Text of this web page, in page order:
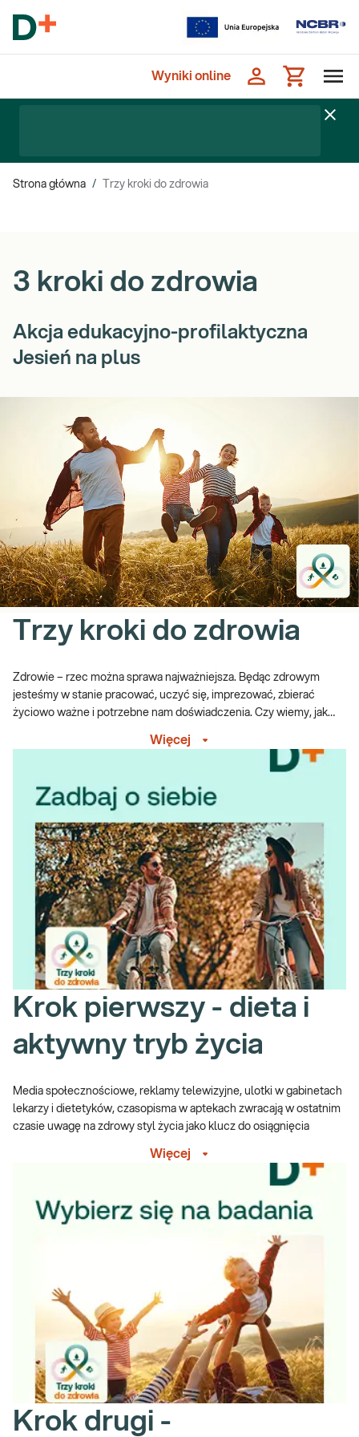
Wyniki online
Strona główna / Trzy kroki do zdrowia
3 kroki do zdrowia
Akcja edukacyjno-profilaktyczna
Jesień na plus
Trzy kroki do zdrowia
Zdrowie – rzec można sprawa najważniejsza. Będąc zdrowym
jesteśmy w stanie pracować, uczyć się, imprezować, zbierać
życiowo ważne i potrzebne nam doświadczenia. Czy wiemy, jak
osobami możliwie jak najdłużej? Poznaj propozycję osiągnięcia
Więcej
Krok pierwszy - dieta i
aktywny tryb życia
Media społecznościowe, reklamy telewizyjne, ulotki w gabinetach
lekarzy i dietetyków, czasopisma w aptekach zwracają w ostatnim
czasie uwagę na zdrowy styl życia jako klucz do osiągnięcia
komponowana dieta i właściwa dawka ruchu to kluczowe
elementy zapewniające komfort naszego samopoczucia, nie tylko
w kontekście fizycznym, ale także psychicznym. Dlaczego?
Spożywane przez nas posiłki zapewniają nie tylko energię do
codziennego funkcjonowania, ale stanowią także źródło witamin i
minerałów, prebiotyków i organizmów probiotycznych
(dobroczynnych grzybów i bakterii). Nieprawidłowo
skomponowana dieta, nieuwzględniająca wszystkich
wymienionych składników, może być źródłem niedoborów i
doskwierających zaburzeń, które potrafią w znacznym stopniu
uprzykrzyć codzienne życie. Zatem jak ją skomponować?
Zasadami, którymi mogą kierować się wszyscy, niezależnie od
wieku są zasady talerza żywieniowego, który podpowiada w jaki
sposób prawidłowo powinno komponować się posiłki. Talerz
żywieniowy zwraca uwagę na właściwe proporcje spożywanych
Więcej
Krok drugi -